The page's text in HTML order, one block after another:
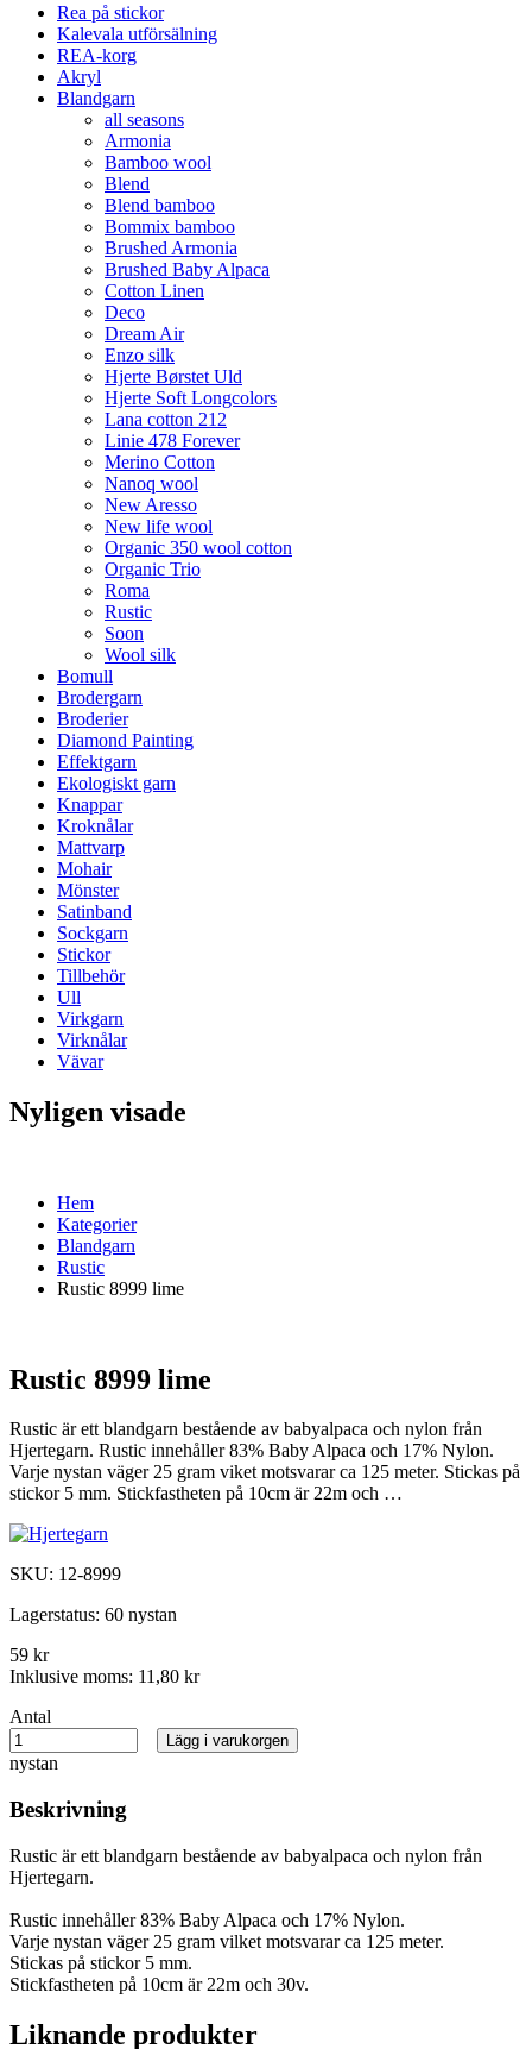
Rea på stickor
Kalevala utförsälning
REA-korg
Akryl
Blandgarn
all seasons
Armonia
Bamboo wool
Blend
Blend bamboo
Bommix bamboo
Brushed Armonia
Brushed Baby Alpaca
Cotton Linen
Deco
Dream Air
Enzo silk
Hjerte Børstet Uld
Hjerte Soft Longcolors
Lana cotton 212
Linie 478 Forever
Merino Cotton
Nanoq wool
New Aresso
New life wool
Organic 350 wool cotton
Organic Trio
Roma
Rustic
Soon
Wool silk
Bomull
Brodergarn
Broderier
Diamond Painting
Effektgarn
Ekologiskt garn
Knappar
Kroknålar
Mattvarp
Mohair
Mönster
Satinband
Sockgarn
Stickor
Tillbehör
Ull
Virkgarn
Virknålar
Vävar
Nyligen visade
Hem
Kategorier
Blandgarn
Rustic
Rustic 8999 lime
Rustic 8999 lime
Rustic är ett blandgarn bestående av babyalpaca och nylon från
Hjertegarn. Rustic innehåller 83% Baby Alpaca och 17% Nylon.
Varje nystan väger 25 gram viket motsvarar ca 125 meter. Stickas på
stickor 5 mm. Stickfastheten på 10cm är 22m och …
SKU: 12-8999
Lagerstatus: 60 nystan
59 kr
Inklusive moms: 11,80 kr
Antal
nystan
Lägg i varukorgen
Beskrivning
Rustic är ett blandgarn bestående av babyalpaca och nylon från
Hjertegarn.
Rustic innehåller 83% Baby Alpaca och 17% Nylon.
Varje nystan väger 25 gram vilket motsvarar ca 125 meter.
Stickas på stickor 5 mm.
Stickfastheten på 10cm är 22m och 30v.
Liknande produkter